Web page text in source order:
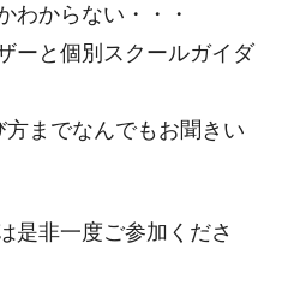
わからない・・・
ーと個別スクールガイダ
までなんでもお聞きい
是非一度ご参加くださ